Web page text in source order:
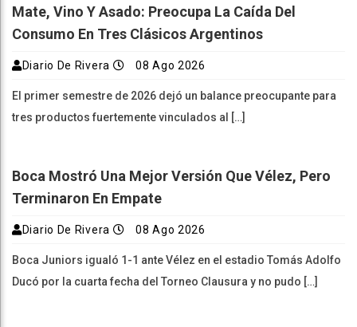
Mate, Vino Y Asado: Preocupa La Caída Del
Consumo En Tres Clásicos Argentinos
Diario De Rivera 08 Ago 2026
El primer semestre de 2026 dejó un balance preocupante para
tres productos fuertemente vinculados al […]
Boca Mostró Una Mejor Versión Que Vélez, Pero
Terminaron En Empate
Diario De Rivera 08 Ago 2026
Boca Juniors igualó 1-1 ante Vélez en el estadio Tomás Adolfo
Ducó por la cuarta fecha del Torneo Clausura y no pudo […]